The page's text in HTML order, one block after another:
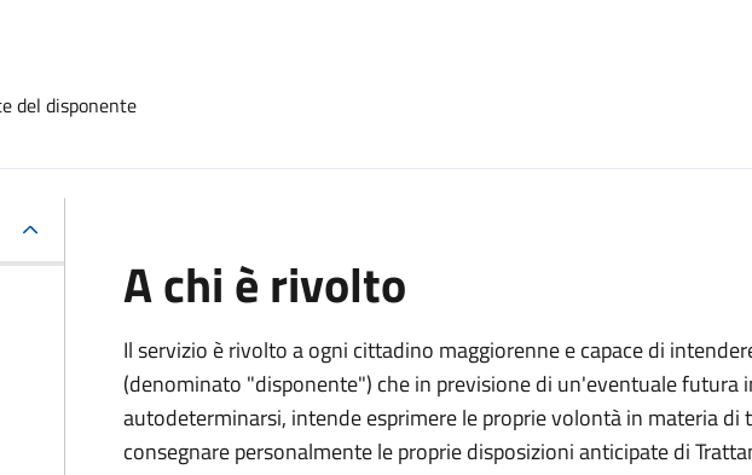
del disponente
A chi è rivolto
Il servizio è rivolto a ogni cittadino maggiorenne e capace di
(denominato "disponente") che in previsione di un'eventuale futura
autodeterminarsi, intende esprimere le proprie volontà in materia
consegnare personalmente le proprie disposizioni anticipate di